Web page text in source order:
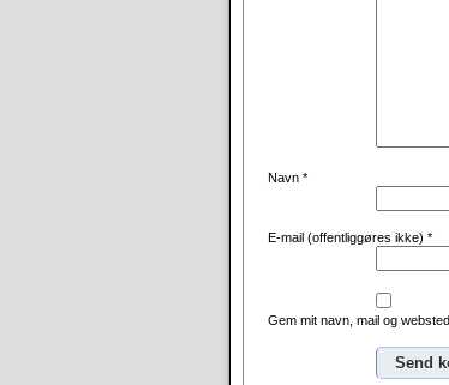
Navn *
E-mail (offentliggøres ikke) *
Gem mit navn, mail og